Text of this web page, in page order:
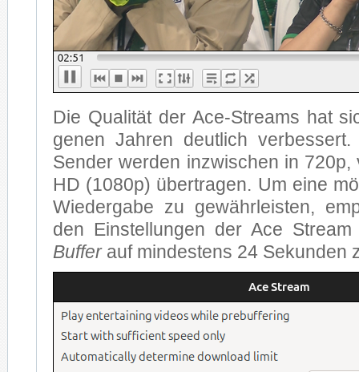
Die Qua­li­tät der Ace-Streams hat
ge­nen Jah­ren deut­lich
Sen­der wer­den in­zwi­schen in 720p,
HD (1080p) über­tra­gen. Um ei­ne
Wie­der­ga­be zu ge­währ­leis­ten,
den Ein­stel­lun­gen der Ace
Buf­ferauf min­des­tens 24 Se­kun­den